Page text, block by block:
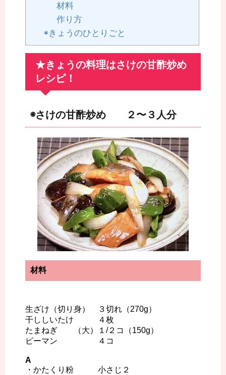
材料
作り方
◉きょうのひとりごと
★きょうの料理はさけの甘酢炒め
レシピ！
◉さけの甘酢炒め ２〜３人分
材料
生ざけ（切り身） ３切れ（270g）
干ししいたけ ４枚
たまねぎ （大）１/２コ（150g）
ピーマン ４コ
A
・かたくり粉 小さじ２